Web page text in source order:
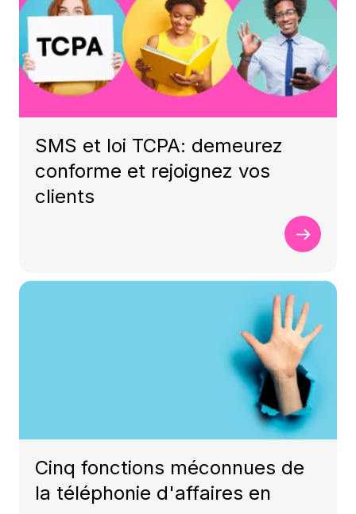
SMS et loi TCPA: demeurez
conforme et rejoignez vos
clients
Cinq fonctions méconnues de
la téléphonie d'affaires en